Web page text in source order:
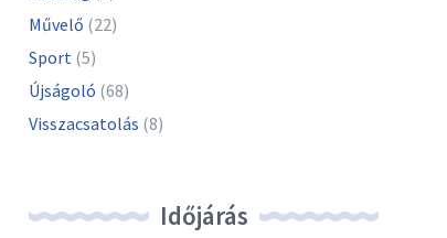
Művelő (22)
Sport (5)
Újságoló (68)
Visszacsatolás (8)
Időjárás